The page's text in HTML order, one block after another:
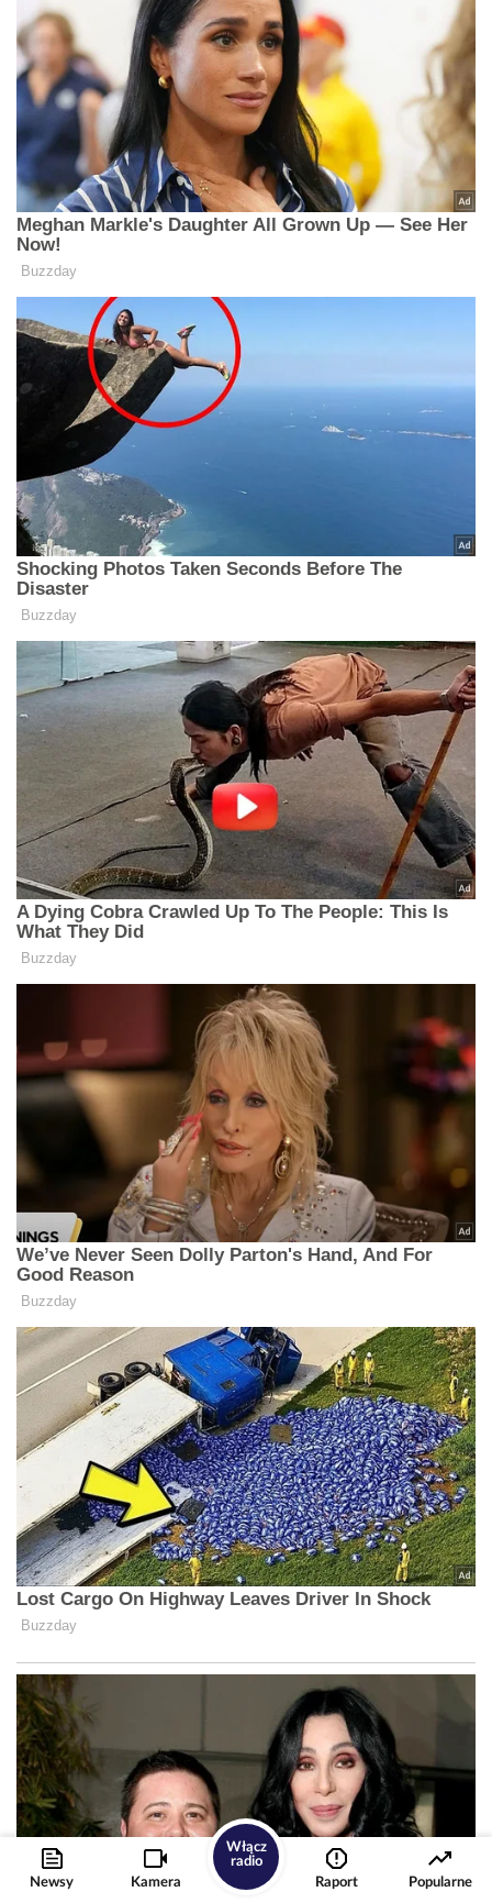
Newsy Kamera
Włącz
radio
Raport
Popularne